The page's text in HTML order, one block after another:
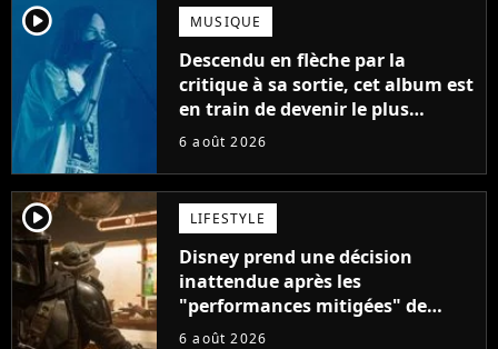
player2 MUSIQUE
Descendu en flèche par la
critique à sa sortie, cet album est
en train de devenir le plus
populaire de son auteur
6 août 2026
player2 LIFESTYLE
Disney prend une décision
inattendue après les
"performances mitigées" de
Vaiana et The Mandalorian &
6 août 2026